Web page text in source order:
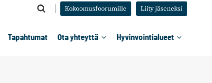
Kokoomusfoorumille Liity jäseneksi
Tapahtumat Ota yhteyttä Hyvinvointialueet